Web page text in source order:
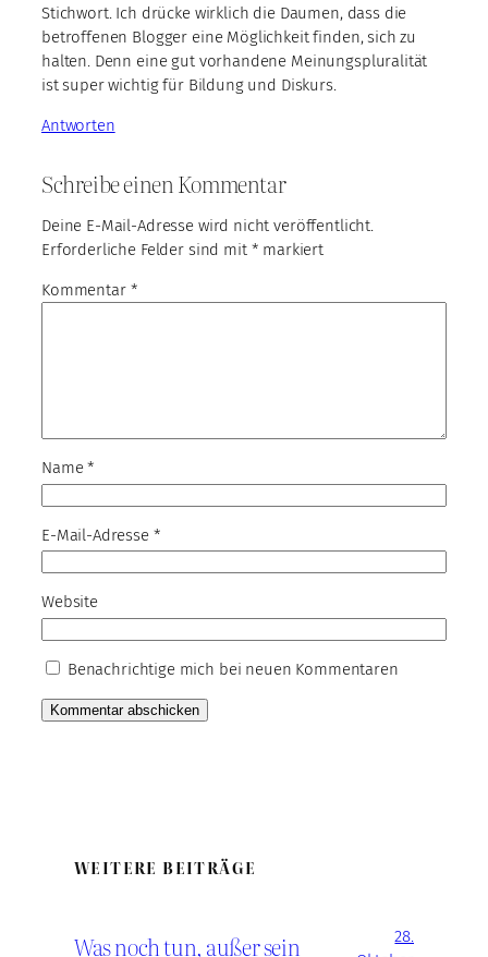
Stichwort. Ich drücke wirklich die Daumen, dass die
betroffenen Blogger eine Möglichkeit finden, sich zu
halten. Denn eine gut vorhandene Meinungspluralität
ist super wichtig für Bildung und Diskurs.
Antworten
Schreibe einen Kommentar
Deine E-Mail-Adresse wird nicht veröffentlicht.
Erforderliche Felder sind mit * markiert
Kommentar *
Name*
E-Mail-Adresse *
Website
Benachrichtige mich bei neuen Kommentaren
WEITERE BEITRÄGE
Was noch tun, außer sein
28.